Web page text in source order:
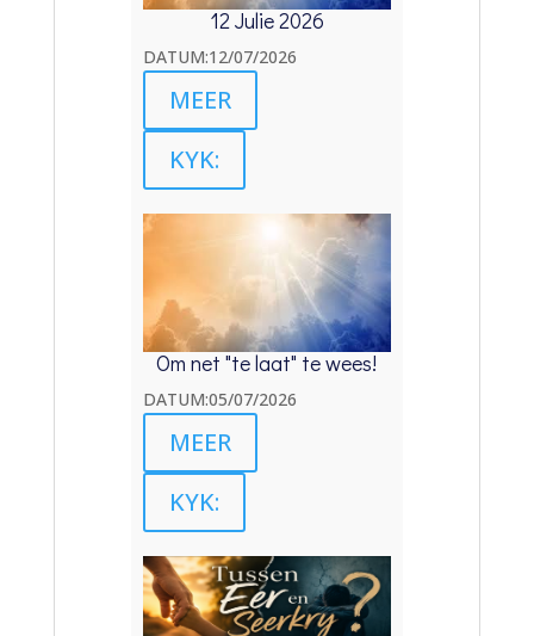
12 Julie 2026
DATUM:12/07/2026
MEER
KYK:
Om net "te laat" te wees!
DATUM:05/07/2026
MEER
KYK: